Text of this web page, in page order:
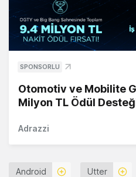
SPONSORLU
Otomotiv ve Mobilite
Milyon TL Ödül
Adrazzi
Android Utter